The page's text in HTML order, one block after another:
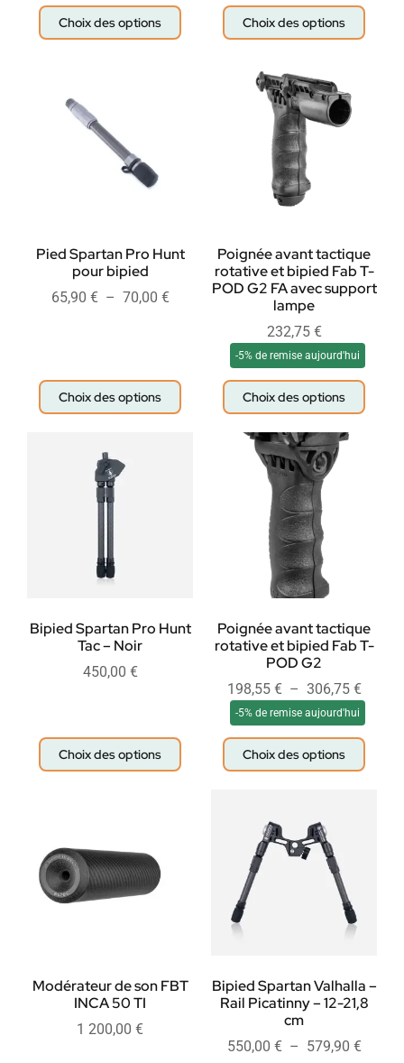
Choix des options Choix des options
Pied Spartan Pro Hunt
pour bipied
65,90 € – 70,00 €
Choix des options
Poignée avant tactique
rotative et bipied Fab T-
POD G2 FA avec support
lampe
232,75 €
-5% de remise aujourd'hui
Choix des options
Bipied Spartan Pro Hunt
Tac – Noir
450,00 €
Choix des options
Poignée avant tactique
rotative et bipied Fab T-
POD G2
198,55 € – 306,75 €
-5% de remise aujourd'hui
Choix des options
Modérateur de son FBT
INCA 50 TI
1 200,00 €
Bipied Spartan Valhalla –
Rail Picatinny – 12-21,8
cm
550,00 € – 579,90 €